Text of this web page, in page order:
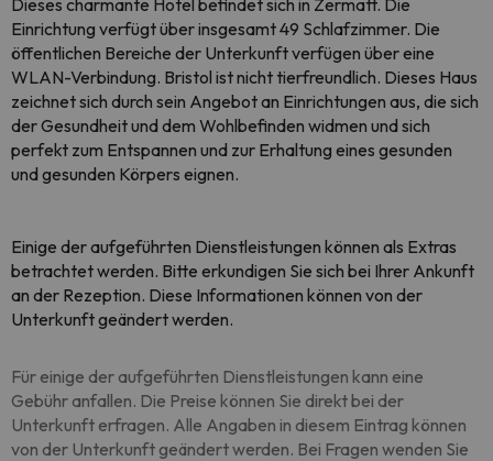
Dieses charmante Hotel befindet sich in Zermatt. Die
Einrichtung verfügt über insgesamt 49 Schlafzimmer. Die
öffentlichen Bereiche der Unterkunft verfügen über eine
WLAN-Verbindung. Bristol ist nicht tierfreundlich. Dieses Haus
zeichnet sich durch sein Angebot an Einrichtungen aus, die sich
der Gesundheit und dem Wohlbefinden widmen und sich
perfekt zum Entspannen und zur Erhaltung eines gesunden
und gesunden Körpers eignen.
Einige der aufgeführten Dienstleistungen können als Extras
betrachtet werden. Bitte erkundigen Sie sich bei Ihrer Ankunft
an der Rezeption. Diese Informationen können von der
Unterkunft geändert werden.
Für einige der aufgeführten Dienstleistungen kann eine
Gebühr anfallen. Die Preise können Sie direkt bei der
Unterkunft erfragen. Alle Angaben in diesem Eintrag können
von der Unterkunft geändert werden. Bei Fragen wenden Sie